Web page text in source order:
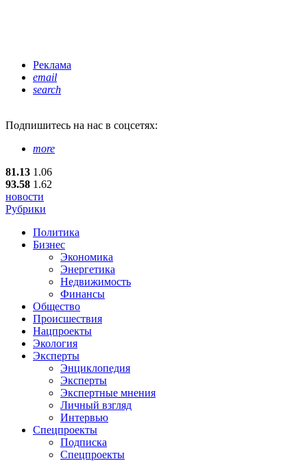
Реклама
email
search
Подпишитесь на нас в соцсетях:
more
81.13 1.06
93.58 1.62
новости
Рубрики
Политика
Бизнес
Экономика
Энергетика
Недвижимость
Финансы
Общество
Происшествия
Нацпроекты
Экология
Эксперты
Энциклопедия
Эксперты
Экспертные мнения
Личный взгляд
Интервью
Спецпроекты
Подписка
Спецпроекты